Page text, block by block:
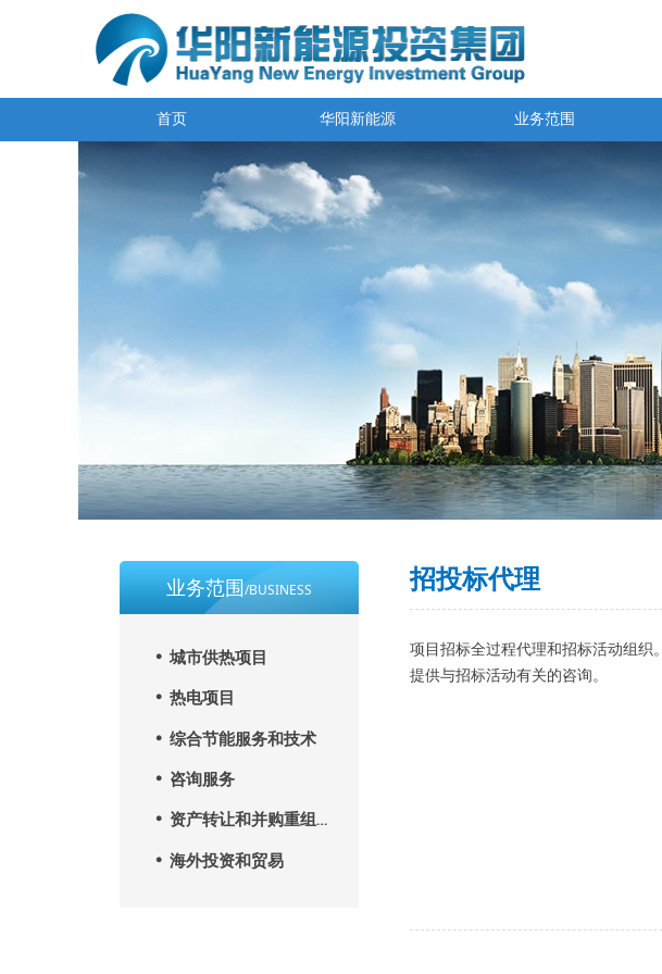
首页 华阳新能源 业务范围
项目招标全过程代理和招标活动组织。
提供与招标活动有关的咨询。
业务范围/BUSINESS
넸 城市供热项目
넸 热电项目
넸 综合节能服务和技术
넸 咨询服务
넸 资产转让和并购重组服务
넸 海外投资和贸易
招投标代理